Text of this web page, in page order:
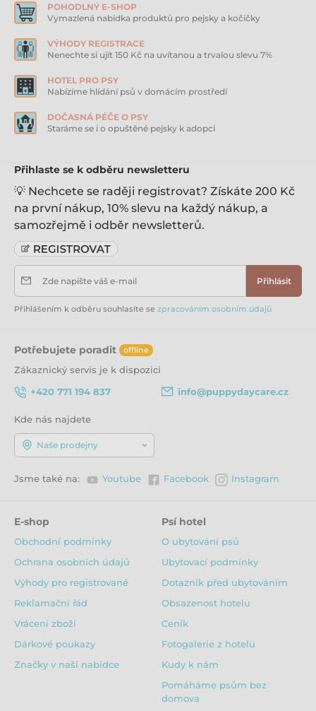
POHODLNÝ E-SHOP
Vymazlená nabídka produktů pro pejsky a kočičky
VÝHODY REGISTRACE
Nenechte si ujít 150 Kč na uvítanou a trvalou slevu 7%
HOTEL PRO PSY
Nabízíme hlídání psů v domácím prostředí
DOČASNÁ PÉČE O PSY
Staráme se i o opuštěné pejsky k adopci
Přihlaste se k odběru newsletteru
💡 Nechcete se raději registrovat? Získáte 200 Kč
na první nákup, 10% slevu na každý nákup, a
samozřejmě i odběr newsletterů.
Zde napište váš e-mail Přihlásit
Přihlášením k odběru souhlasíte se zpracováním osobním údajů
Potřebujete poradit offline
Zákaznický servis je k dispozici
+420 771 194 837
info@puppydaycare.cz
Kde nás najdete
Naše prodejny
Jsme také na: Youtube Facebook Instagram
E-shop
Obchodní podmínky
Ochrana osobních údajů
Výhody pro registrované
Reklamační řád
Vrácení zboží
Dárkové poukazy
Značky v naší nabídce
Psí hotel
O ubytování psů
Ubytovací podmínky
Dotazník před ubytováním
Obsazenost hotelu
Ceník
Fotogalerie z hotelu
Kudy k nám
Pomáháme psům bez
domova